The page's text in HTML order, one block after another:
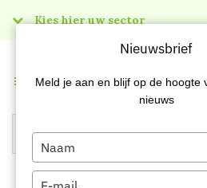
Kies hier uw sector
Menu
Nieuwsbrief
Meld je aan en blijf op de hoogte
nieuws
Type
your
name
Type